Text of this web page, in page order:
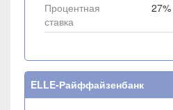
Процентная
ставка
27%
ELLE-Райффайзенбанк